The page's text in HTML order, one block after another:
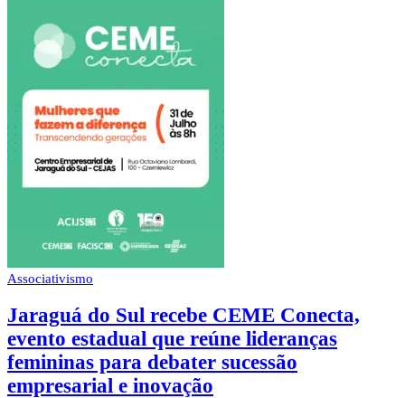
Associativismo
Jaraguá do Sul recebe CEME Conecta,
evento estadual que reúne lideranças
femininas para debater sucessão
empresarial e inovação